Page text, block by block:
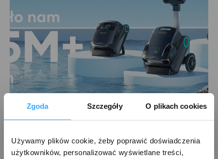
Zgoda Szczegóły O plikach cookies
Używamy plików cookie, żeby poprawić doświadczenia
użytkowników, personalizować wyświetlane treści,
Zaufało nam już + 1,5 MLN